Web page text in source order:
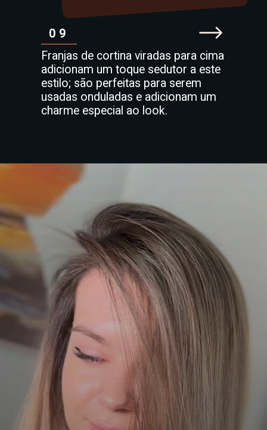
09
Franjas de cortina viradas para cima
adicionam um toque sedutor a este
estilo; são perfeitas para serem
usadas onduladas e adicionam um
charme especial ao look.